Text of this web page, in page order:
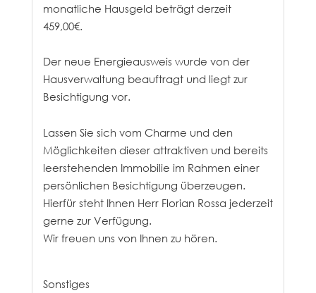
monatliche Hausgeld beträgt derzeit
459,00€.
Der neue Energieausweis wurde von der
Hausverwaltung beauftragt und liegt zur
Besichtigung vor.
Lassen Sie sich vom Charme und den
Möglichkeiten dieser attraktiven und bereits
leerstehenden Immobilie im Rahmen einer
persönlichen Besichtigung überzeugen.
Hierfür steht Ihnen Herr Florian Rossa jederzeit
gerne zur Verfügung.
Wir freuen uns von Ihnen zu hören.
Sonstiges